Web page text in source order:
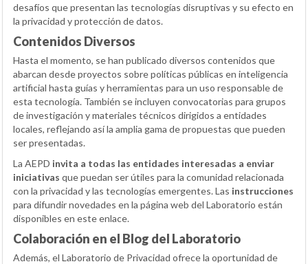
desafíos que presentan las tecnologías disruptivas y su efecto en
la privacidad y protección de datos.
Contenidos Diversos
Hasta el momento, se han publicado diversos contenidos que
abarcan desde proyectos sobre políticas públicas en inteligencia
artificial hasta guías y herramientas para un uso responsable de
esta tecnología. También se incluyen convocatorias para grupos
de investigación y materiales técnicos dirigidos a entidades
locales, reflejando así la amplia gama de propuestas que pueden
ser presentadas.
La AEPD invita a todas las entidades interesadas a enviar
iniciativas que puedan ser útiles para la comunidad relacionada
con la privacidad y las tecnologías emergentes. Las instrucciones
para difundir novedades en la página web del Laboratorio están
disponibles en este enlace.
Colaboración en el Blog del Laboratorio
Además, el Laboratorio de Privacidad ofrece la oportunidad de